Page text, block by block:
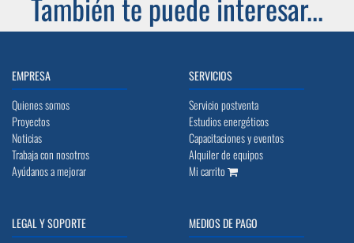
EMPRESA
Quienes somos
Proyectos
Noticias
Trabaja con nosotros
Ayúdanos a mejorar
SERVICIOS
Servicio postventa
Estudios energéticos
Capacitaciones y eventos
Alquiler de equipos
Mi carrito
LEGAL Y SOPORTE
MEDIOS DE PAGO